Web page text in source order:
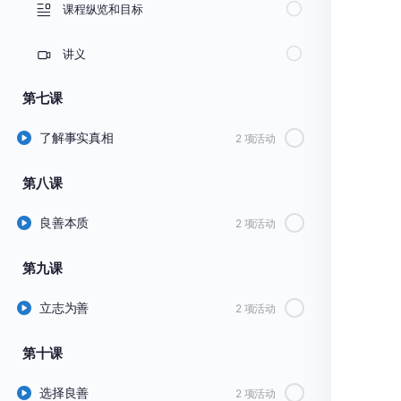
课程纵览和目标
讲义
第七课
了解事实真相 2 项活动
第八课
良善本质 2 项活动
第九课
立志为善 2 项活动
第十课
选择良善 2 项活动